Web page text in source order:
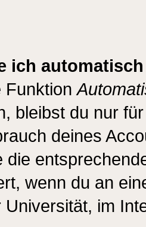
ich
Funktion
bleibst du nur
deines
die
wenn du an
Universität, im